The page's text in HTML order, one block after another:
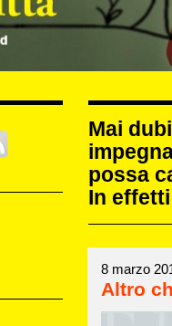
Mai
possa
In
8 marzo
Altro